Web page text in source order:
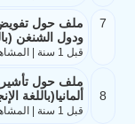
7
ملف حول تفويض
ودول الشنغن
قبل 1 سنة | المشاهدات: 34470 | الحجم: 155.3KB
8
ملف حول
ألمانيا(باللغة
قبل 1 سنة | المشاهدات: 34210 | الحجم: 320.4KB